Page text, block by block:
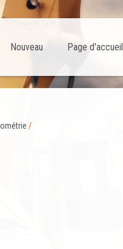
Page d'accueil
Nouveau
/